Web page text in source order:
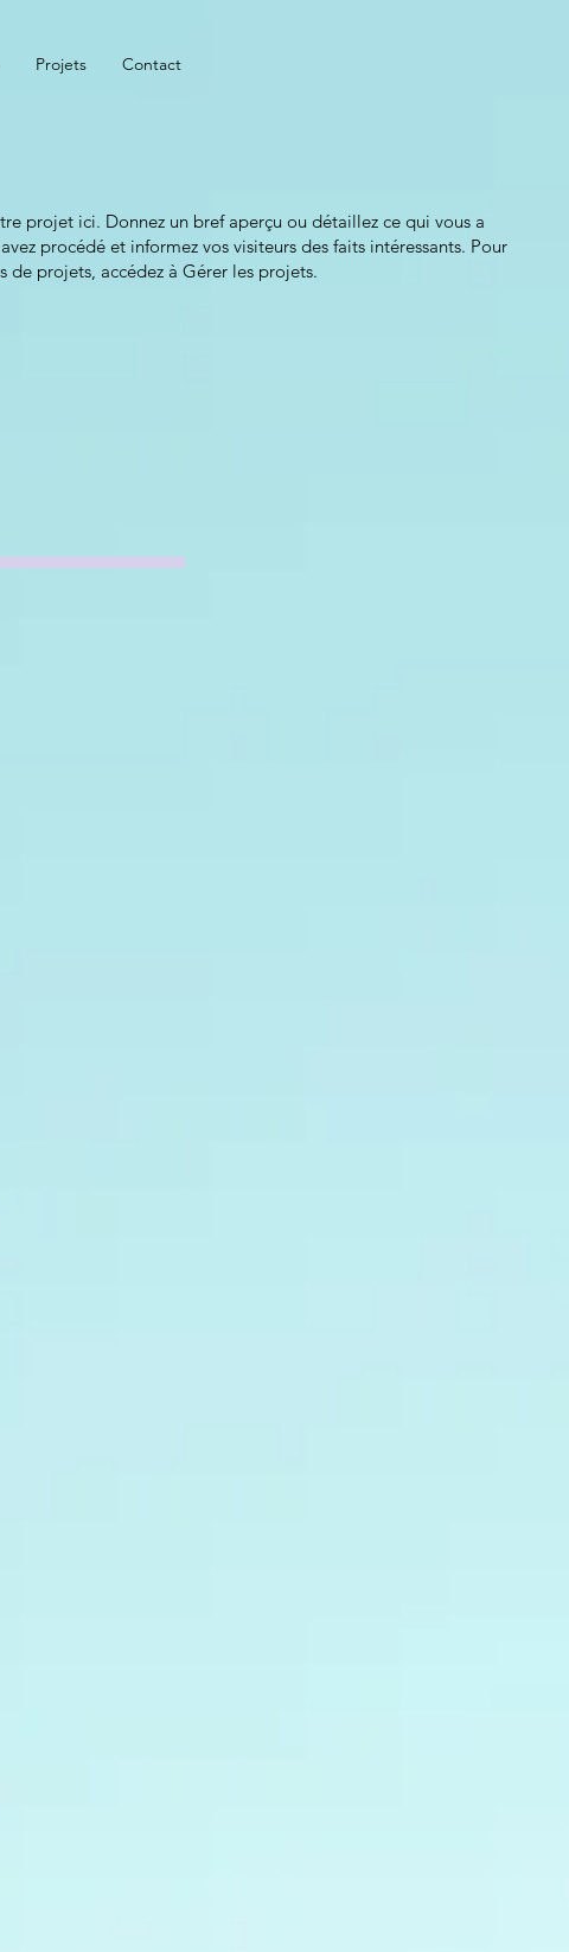
Projets Contact
projet ici. Donnez un bref aperçu ou détaillez ce qui vous a
procédé et informez vos visiteurs des faits intéressants. Pour
de projets, accédez à Gérer les projets.